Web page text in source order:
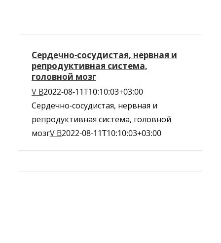
Сердечно-сосудистая, нервная и
репродуктивная система,
головной мозг
V B2022-08-11T10:10:03+03:00
Сердечно-сосудистая, нервная и
репродуктивная система, головной
мозгV B2022-08-11T10:10:03+03:00